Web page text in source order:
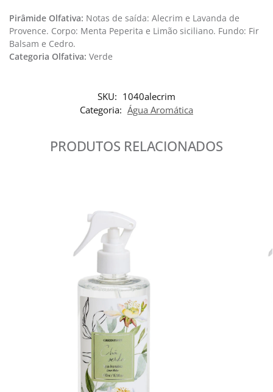
Pirâmide Olfativa: Notas de saída: Alecrim e Lavanda de
Provence. Corpo: Menta Peperita e Limão siciliano. Fundo: Fir
Balsam e Cedro.
Categoria Olfativa: ​ Verde
SKU: 1040alecrim
Categoria: Água Aromática
PRODUTOS RELACIONADOS